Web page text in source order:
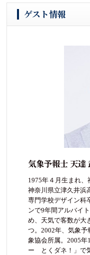
ゲスト情報
気象予報士 天達
1975年４月生まれ、
神奈川県立津久井浜
専門学校デザイン科
ンで9年間アルバイ
め、天気で客数が大
つ。2002年、気象
象協会所属。2005
ー とくダネ！」で